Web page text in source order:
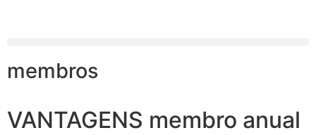
membros
VANTAGENS membro anual